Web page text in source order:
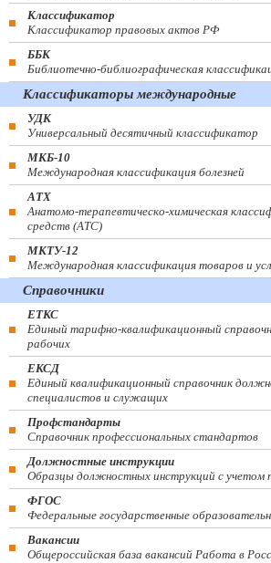
Классификатор
Классификатор правовых актов РФ
ББК
Библиотечно-библиографическая
Классификаторы международные
УДК
Универсальный десятичный классификатор
МКБ-10
Международная классификация болезней
АТХ
Анатомо-терапевтическо-химическая
средств (ATC)
МКТУ-12
Международная классификация товаров и
Справочники
ЕТКС
Единый тарифно-квалификационный
рабочих
ЕКСД
Единый квалификационный справочник
специалистов и служащих
Профстандарты
Справочник профессиональных стандартов
Должностные инструкции
Образцы должностных инструкций с учетом
ФГОС
Федеральные государственные
Вакансии
Общероссийская база вакансий Работа в